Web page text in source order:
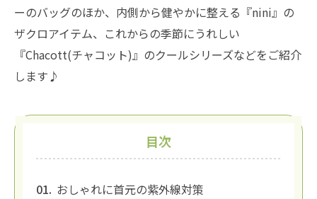
ーのバッグのほか、内側から健やかに整える『nini』の
ザクロアイテム、これからの季節にうれしい
『Chacott(チャコット)』のクールシリーズなどをご紹介
します♪
目次
おしゃれに首元の紫外線対策